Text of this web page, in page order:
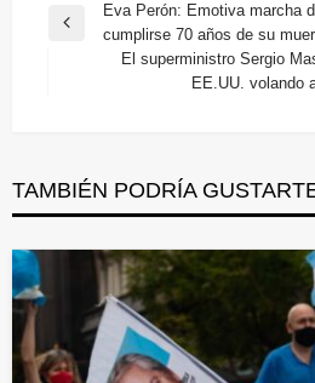
Navegación
Entrada
Eva Perón: Emotiva marcha
cumplirse 70 años de su
El superministro Sergio
EE.UU. volando
TAMBIÉN PODRÍA